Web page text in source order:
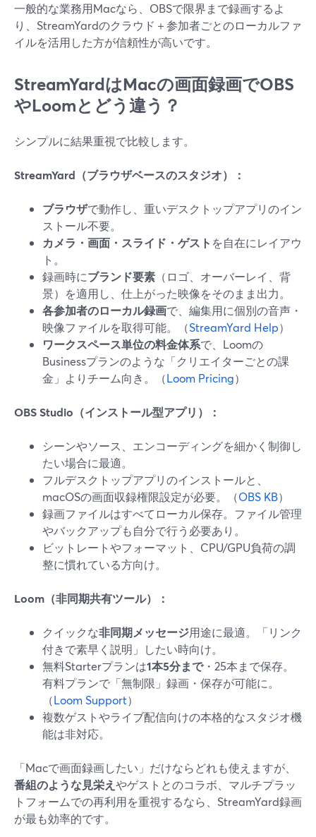
一般的な業務用Macなら、OBSで限界まで録画するよ
り、StreamYardのクラウド＋参加者ごとのローカルファ
イルを活用した方が信頼性が高いです。
StreamYardはMacの画面録画でOBS
やLoomとどう違う？
シンプルに結果重視で比較します。
StreamYard（ブラウザベースのスタジオ）：
ブラウザで動作し、重いデスクトップアプリのイン
ストール不要。
カメラ・画面・スライド・ゲスト を自在にレイアウ
ト。
録画時にブランド要素 （ロゴ、オーバーレイ、背
景）を適用し、仕上がった映像をそのまま出力。
各参加者のローカル録画で、編集用に個別の音声・
映像ファイルを取得可能。（StreamYard Help）
ワークスペース単位の料金体系で、Loomの
Businessプランのような「クリエイターごとの課
金」よりチーム向き。（Loom Pricing）
OBS Studio（インストール型アプリ）：
シーンやソース、エンコーディングを細かく制御し
たい場合に最適。
フルデスクトップアプリのインストールと、
macOSの画面収録権限設定が必要。（OBS KB）
録画ファイルはすべてローカル保存。ファイル管理
やバックアップも自分で行う必要あり。
ビットレートやフォーマット、CPU/GPU負荷の調
整に慣れている方向け。
Loom（非同期共有ツール）：
クイックな非同期メッセージ用途に最適。「リンク
付きで素早く説明」したい時向け。
無料Starterプランは1本5分まで・25本まで保存。
有料プランで「無制限」録画・保存が可能に。
（Loom Support）
複数ゲストやライブ配信向けの本格的なスタジオ機
能は非対応。
「Macで画面録画したい」だけならどれも使えますが、
番組のような見栄えやゲストとのコラボ、マルチプラッ
トフォームでの再利用を重視するなら、StreamYard録画
が最も効率的です。